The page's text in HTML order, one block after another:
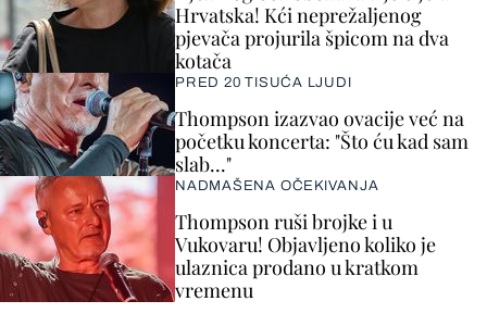
Hrvatska! Kći neprežaljenog
pjevača projurila špicom na dva
kotača
PRED 20 TISUĆA LJUDI
Thompson izazvao ovacije već na
početku koncerta: "Što ću kad sam
slab..."
NADMAŠENA OČEKIVANJA
Thompson ruši brojke i u
Vukovaru! Objavljeno koliko je
ulaznica prodano u kratkom
vremenu